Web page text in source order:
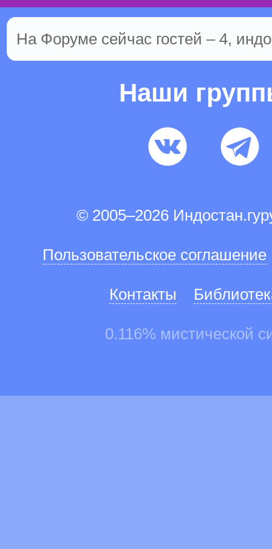
На Форуме сейчас гостей – 4,
Наши
© 2005–2026
Пользовательское соглашение
Контакты
0.116% мистической